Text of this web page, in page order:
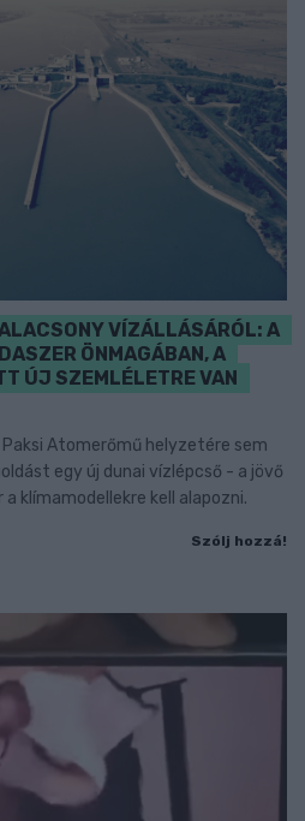
VÍZÁLLÁSÁRÓL: A
ÖNMAGÁBAN, A
ÚJ SZEMLÉLETRE VAN
Atomerőmű helyzetére sem
egy új dunai vízlépcső - a jövő
klímamodellekre kell alapozni.
Szólj hozzá!